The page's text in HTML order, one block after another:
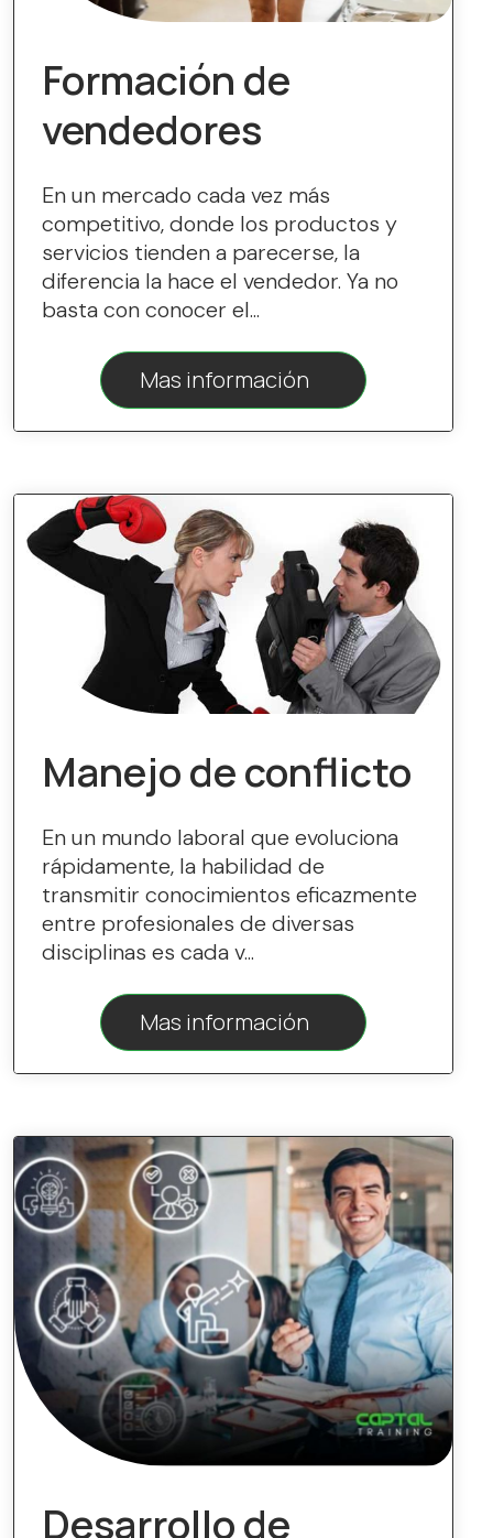
Formación de
vendedores
En un mercado cada vez más
competitivo, donde los productos y
servicios tienden a parecerse, la
diferencia la hace el vendedor. Ya no
basta con conocer el...
Mas información
Manejo de conflicto
En un mundo laboral que evoluciona
rápidamente, la habilidad de
transmitir conocimientos eficazmente
entre profesionales de diversas
disciplinas es cada v...
Mas información
Desarrollo de